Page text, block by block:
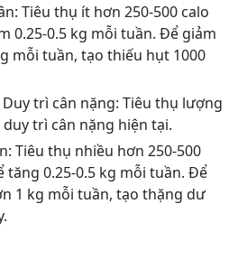
Tiêu thụ ít hơn 250-500 calo
0.25-0.5 kg mỗi tuần. Để giảm
mỗi tuần, tạo thiếu hụt 1000
Duy trì cân nặng: Tiêu thụ lượng
duy trì cân nặng hiện tại.
Tiêu thụ nhiều hơn 250-500
tăng 0.25-0.5 kg mỗi tuần. Để
1 kg mỗi tuần, tạo thặng dư